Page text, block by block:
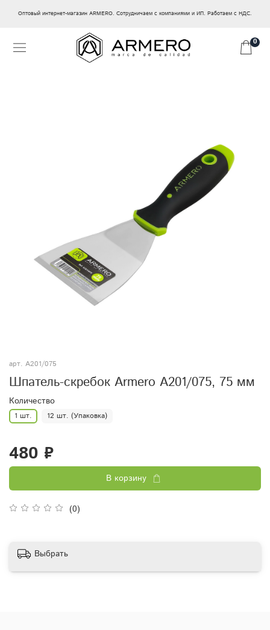
Оптовый интернет-магазин ARMERO. Сотрудничаем с компаниями и ИП. Работаем с НДС.
0
арт. A201/075
Шпатель-скребок Armero A201/075, 75 мм
(0)
Количество
1 шт. 12 шт. (Упаковка)
480 ₽
В корзину
Выбрать